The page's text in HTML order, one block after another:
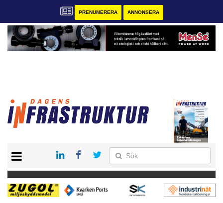
PRENUMERERA ANNONSERA
KONTAKT
VÅRA ANDRA MAGASIN